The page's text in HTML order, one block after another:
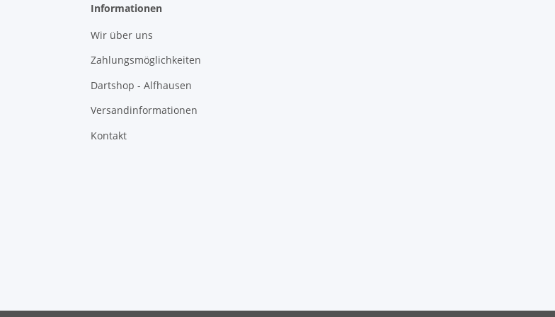
Informationen
Wir über uns
Zahlungsmöglichkeiten
Dartshop - Alfhausen
Versandinformationen
Kontakt